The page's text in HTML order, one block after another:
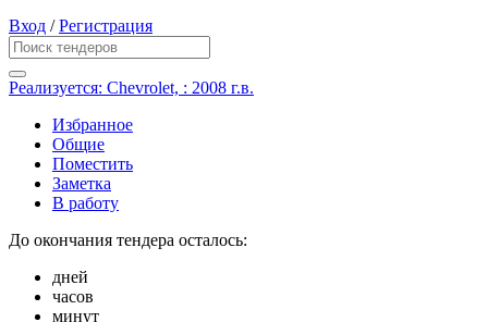
Вход /Регистрация
Реализуется: Chevrolet, : 2008 г.в.
Избранное
Общие
Поместить
Заметка
В работу
До окончания тендера осталось:
дней
часов
минут